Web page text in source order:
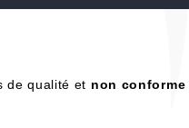
de qualité et non conforme